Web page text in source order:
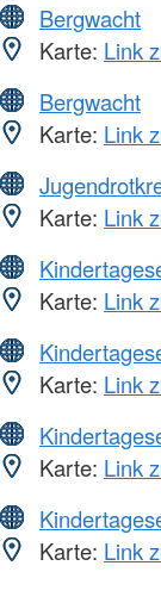
Bergwacht
Karte: Link
Bergwacht
Karte: Link
Karte: Link
Karte: Link
Karte: Link
Karte: Link
Karte: Link